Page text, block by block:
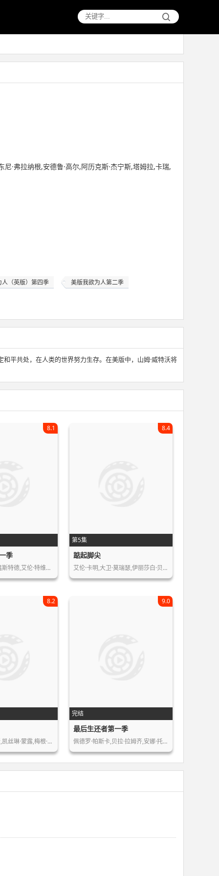
尼·弗拉纳根,安德鲁·高尔,阿历克斯·杰宁斯,塔姆拉,卡瑞,
人（英版）第四季 美版我欲为人第二季
平共处，在人类的世界努力生存。在美版中，山姆·威特沃将
8.1
季
斯特德,艾伦·特维…
第5集
8.4
踮起脚尖
艾伦·卡明,大卫·莫瑞瑟,伊丽莎白·贝…
8.2
丝琳·蒙露,梅根·…
完结
9.0
最后生还者第一季
佩德罗·帕斯卡,贝拉·拉姆齐,安娜·托…